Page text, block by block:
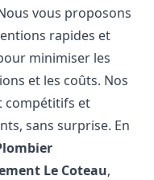
vous proposons
rapides et
minimiser les
et les coûts. Nos
compétitifs et
sans surprise. En
Le Coteau,